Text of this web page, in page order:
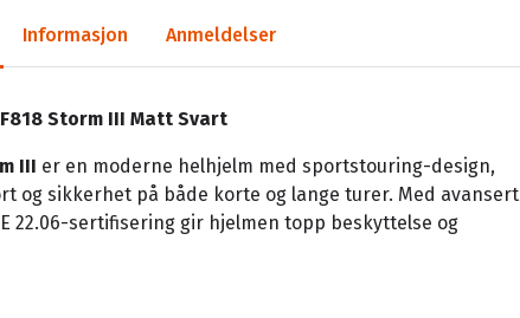
Informasjon Anmeldelser
Storm III Matt Svart
III er en moderne helhjelm med sportstouring-design,
og sikkerhet på både korte og lange turer. Med avansert
22.06-sertifisering gir hjelmen topp beskyttelse og